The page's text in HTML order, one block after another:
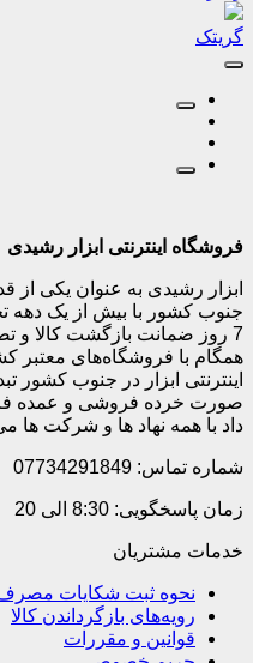
گریتک
فروشگاه اینترنتی ابزار رشیدی
ابزار رشیدی به عنوان یکی از
جنوب کشور با بیش از یک دهه
7 روز ضمانت بازگشت کالا و
همگام با فروشگاه‌های معتبر
اینترنتی ابزار در جنوب کشور
صورت خرده فروشی و عمده
داد با همه نهاد ها و شرکت ها
شماره تماس: 07734291849
زمان پاسخگویی: 8:30 الی 20
خدمات مشتریان
نحوه ثبت شکایات مصرف
رویه‌های بازگرداندن کالا
قوانین و مقررات